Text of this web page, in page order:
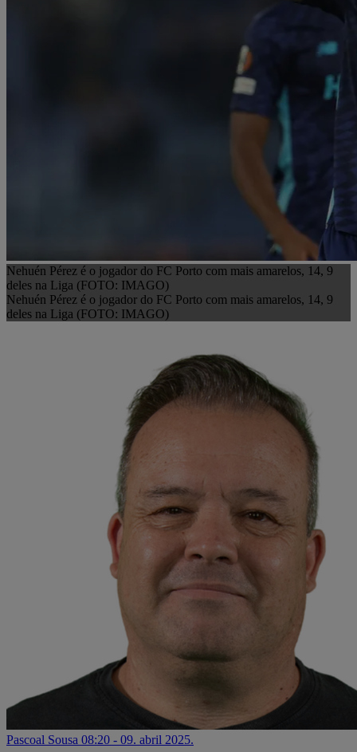
Nehuén Pérez é o jogador do FC Porto com mais amarelos, 14, 9
deles na Liga (FOTO: IMAGO)
Nehuén Pérez é o jogador do FC Porto com mais amarelos, 14, 9
deles na Liga (FOTO: IMAGO)
Pascoal Sousa 08:20 - 09. abril 2025.